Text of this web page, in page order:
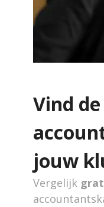
Vind
jouw
Vergelijk